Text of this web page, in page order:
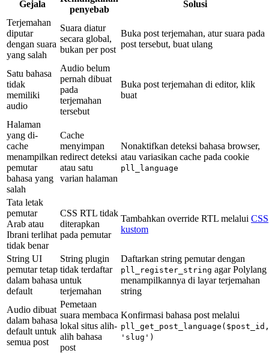
Gejala
penyebab
Solusi
Terjemahan
diputar
dengan suara
yang salah
Suara diatur
secara global,
bukan per post
Buka post terjemahan, atur suara pada
post tersebut, buat ulang
Satu bahasa
tidak
memiliki
audio
Audio belum
pernah dibuat
pada
terjemahan
tersebut
Buka post terjemahan di editor, klik
buat
Halaman
yang di-
cache
menampilkan
pemutar
bahasa yang
salah
Cache
menyimpan
redirect deteksi
atau satu
varian halaman
Nonaktifkan deteksi bahasa browser,
atau variasikan cache pada cookie
pll_language
Tata letak
pemutar
Arab atau
Ibrani terlihat
tidak benar
CSS RTL tidak
diterapkan
pada pemutar
Tambahkan override RTL melalui CSS
kustom
String UI
pemutar tetap
dalam bahasa
default
String plugin
tidak terdaftar
untuk
terjemahan
Daftarkan string pemutar dengan
pll_register_string agar Polylang
menampilkannya di layar terjemahan
string
Audio dibuat
dalam bahasa
default untuk
semua post
Pemetaan
suara membaca
lokal situs alih-
alih bahasa
post
Konfirmasi bahasa post melalui
pll_get_post_language($post_id,
'slug')